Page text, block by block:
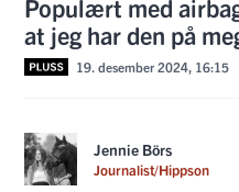
Populært med
at jeg har den på
19. desember 2024, 16:15
Jennie Börs
Journalist/Hippson